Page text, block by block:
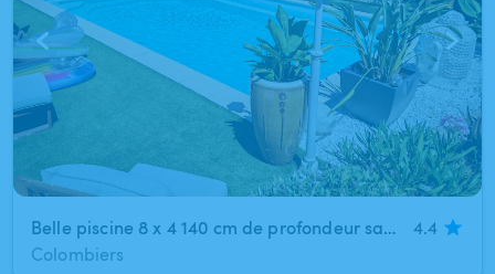
Belle piscine 8 x 4 140 cm de profondeur sans vis à vis
4.4
Colombiers